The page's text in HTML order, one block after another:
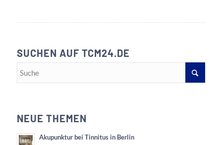
SUCHEN AUF TCM24.DE
NEUE THEMEN
Akupunktur bei Tinnitus in Berlin